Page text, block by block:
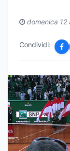
domenica 12
Condividi: